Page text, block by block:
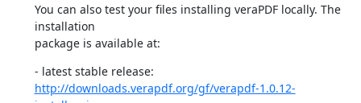
You can also test your files installing veraPDF locally. The
installation
package is available at:
http://downloads.verapdf.org/gf/verapdf-1.0.12-